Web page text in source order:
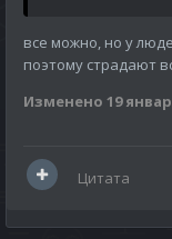
все можно, но у
поэтому страдают
Изменено 19
Цитата